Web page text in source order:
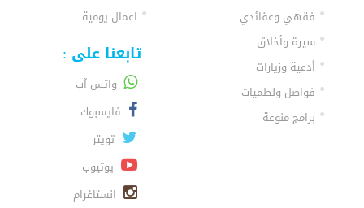
فقهي وعقائدي
سيرة وأخلاق
أدعية وزيارات
فواصل ولطميات
برامج منوعة
اعمال يومية
تابعنا على :
واتس آب
فايسبوك
تويتر
يوتيوب
انستاغرام